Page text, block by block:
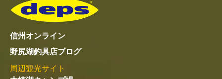
信州オンライン
野尻湖釣具店ブログ
周辺観光サイト